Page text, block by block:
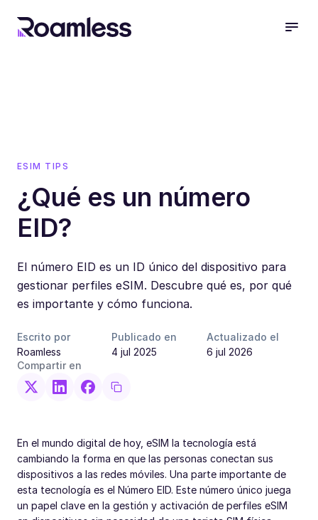
ESIM TIPS
¿Qué es un número
EID?
El número EID es un ID único del dispositivo para
gestionar perfiles eSIM. Descubre qué es, por qué
es importante y cómo funciona.
Escrito por
Roamless
Publicado en
4 jul 2025
Actualizado el
6 jul 2026
Compartir en
En el mundo digital de hoy, eSIM la tecnología está
cambiando la forma en que las personas conectan sus
dispositivos a las redes móviles. Una parte importante de
esta tecnología es el Número EID. Este número único juega
un papel clave en la gestión y activación de perfiles eSIM